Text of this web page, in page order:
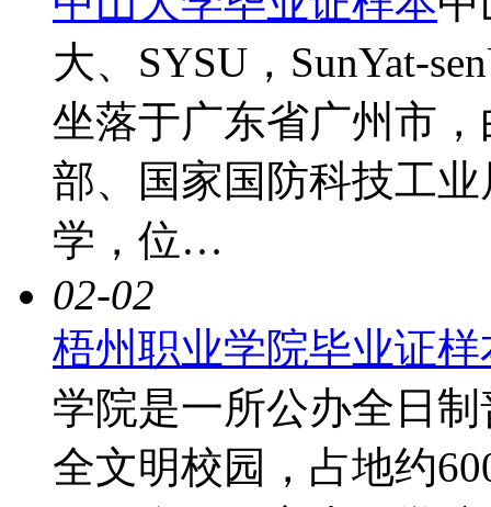
大、SYSU，SunYat-
坐落于广东省广州市
部、国家国防科技工
学，位…
02-02
梧州职业学院毕业证样
学院是一所公办全日
全文明校园，占地约